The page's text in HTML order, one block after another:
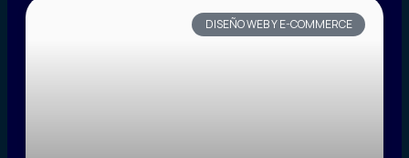
DISEÑO WEB Y E-COMMERCE